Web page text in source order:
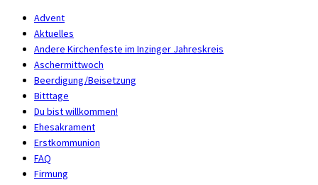
Advent
Aktuelles
Andere Kirchenfeste im Inzinger Jahreskreis
Aschermittwoch
Beerdigung/Beisetzung
Bitttage
Du bist willkommen!
Ehesakrament
Erstkommunion
FAQ
Firmung